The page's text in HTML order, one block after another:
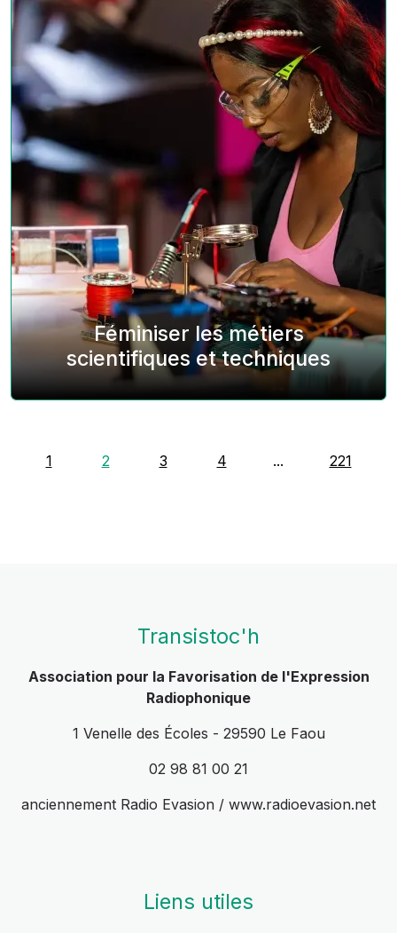
Féminiser les métiers
scientifiques et techniques
1 2 3 4 ... 221
Transistoc'h
Association pour la Favorisation de l'Expression
Radiophonique
1 Venelle des Écoles - 29590 Le Faou
02 98 81 00 21
anciennement Radio Evasion / www.radioevasion.net
Liens utiles